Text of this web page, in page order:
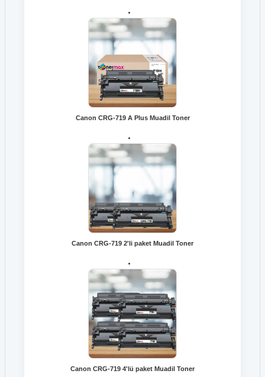
Canon CRG-719 A Plus Muadil Toner
Canon CRG-719 2'li paket Muadil Toner
Canon CRG-719 4'lü paket Muadil Toner